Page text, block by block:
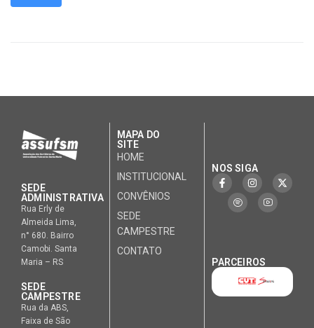
SEDE
ADMINISTRATIVA
Rua Erly de
Almeida Lima,
n° 680. Bairro
Camobi. Santa
Maria – RS
SEDE
CAMPESTRE
Rua da ABS,
Faixa de São
MAPA DO
SITE
HOME
INSTITUCIONAL
CONVÊNIOS
SEDE
CAMPESTRE
CONTATO
NOS SIGA
PARCEIROS